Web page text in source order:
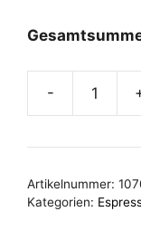
-
Artikelnummer:
Kategorien: